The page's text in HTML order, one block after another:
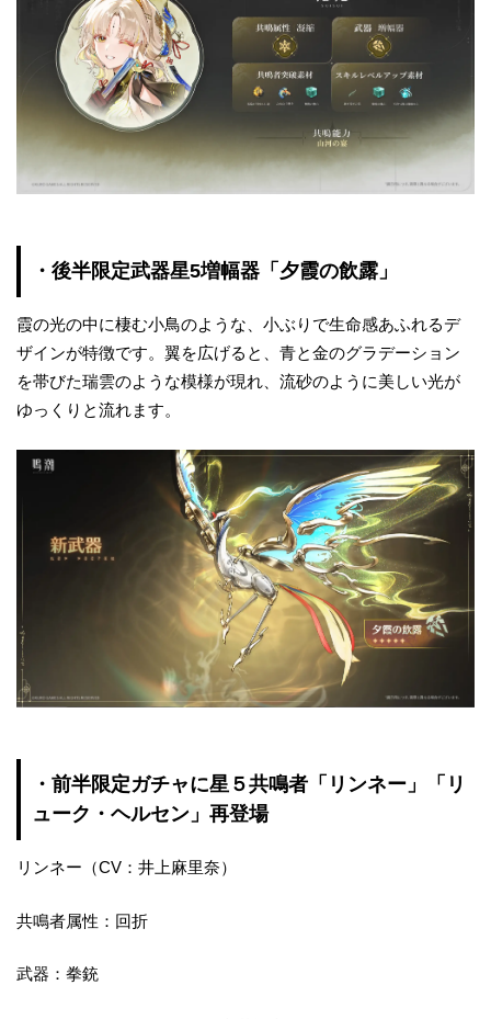
・後半限定武器星5増幅器「夕霞の飲露」
霞の光の中に棲む小鳥のような、小ぶりで生命感あふれるデ
ザインが特徴です。翼を広げると、青と金のグラデーション
を帯びた瑞雲のような模様が現れ、流砂のように美しい光が
ゆっくりと流れます。
・前半限定ガチャに星５共鳴者「リンネー」「リ
ューク・ヘルセン」再登場
リンネー（CV：井上麻里奈）
共鳴者属性：回折
武器：拳銃